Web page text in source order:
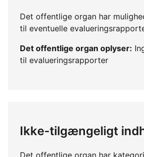
Det offentlige organ har
til eventuelle
Det offentlige organ oplyser:
til evalueringsrapporter
Ikke-tilgængeligt